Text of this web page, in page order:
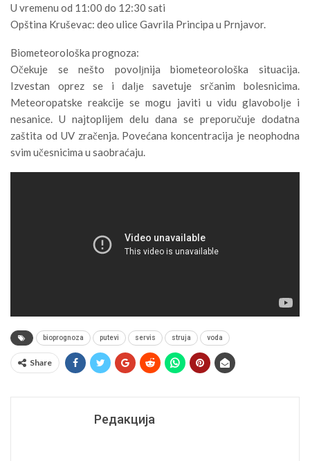
U vremenu od 11:00 do 12:30 sati
Opština Kruševac: deo ulice Gavrila Principa u Prnjavor.
Biometeorološka prognoza:
Očekuje se nešto povolјnija biometeorološka situacija.
Izvestan oprez se i dalјe savetuje srčanim bolesnicima.
Meteoropatske reakcije se mogu javiti u vidu glavobolјe i
nesanice. U najtoplijem delu dana se preporučuje dodatna
zaštita od UV zračenja. Povećana koncentracija je neophodna
svim učesnicima u saobraćaju.
bioprognoza putevi servis struja voda
Share
Редакција